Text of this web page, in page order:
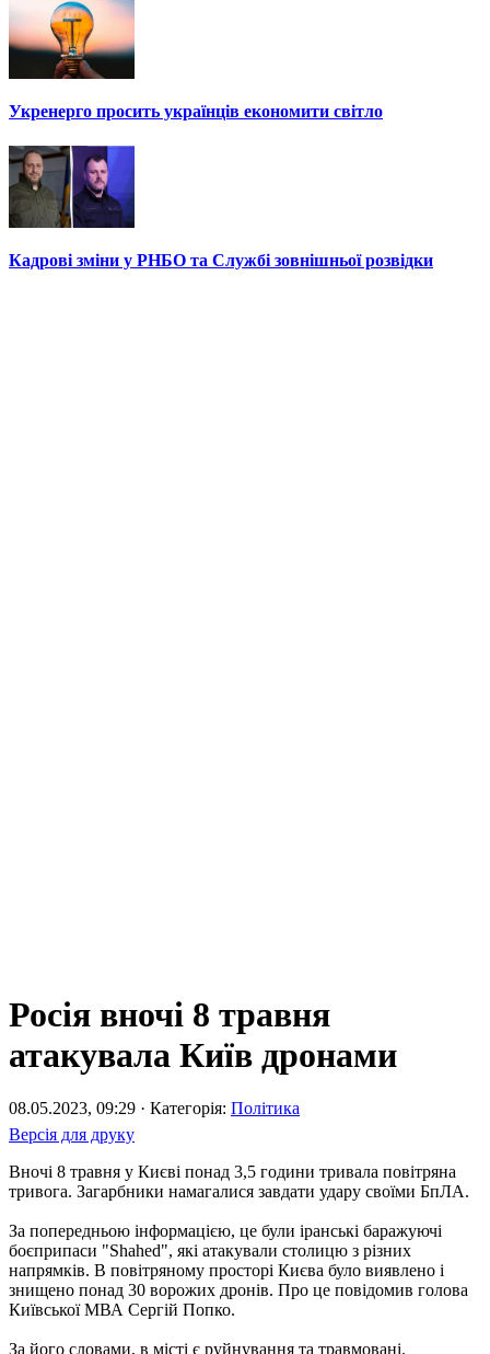
Укренерго просить українців економити світло
Кадрові зміни у РНБО та Службі зовнішньої розвідки
Росія вночі 8 травня
атакувала Київ дронами
08.05.2023, 09:29 · Категорія: Політика
Версія для друку
Вночі 8 травня у Києві понад 3,5 години тривала повітряна
тривога. Загарбники намагалися завдати удару своїми БпЛА.
За попередньою інформацією, це були іранські баражуючі
боєприпаси "Shahed", які атакували столицю з різних
напрямків. В повітряному просторі Києва було виявлено і
знищено понад 30 ворожих дронів. Про це повідомив голова
Київської МВА Сергій Попко.
За його словами, в місті є руйнування та травмовані.